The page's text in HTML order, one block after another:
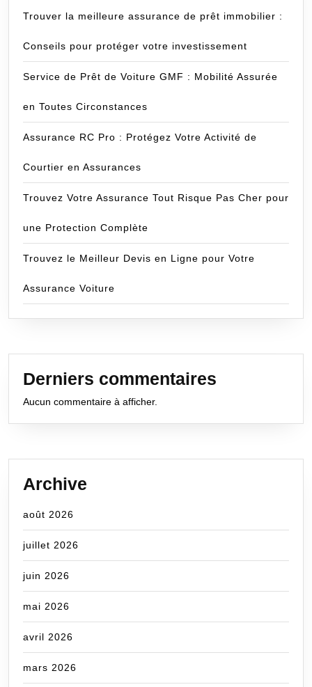
Trouver la meilleure assurance de prêt immobilier :
Conseils pour protéger votre investissement
Service de Prêt de Voiture GMF : Mobilité Assurée
en Toutes Circonstances
Assurance RC Pro : Protégez Votre Activité de
Courtier en Assurances
Trouvez Votre Assurance Tout Risque Pas Cher pour
une Protection Complète
Trouvez le Meilleur Devis en Ligne pour Votre
Assurance Voiture
Derniers commentaires
Aucun commentaire à afficher.
Archive
août 2026
juillet 2026
juin 2026
mai 2026
avril 2026
mars 2026